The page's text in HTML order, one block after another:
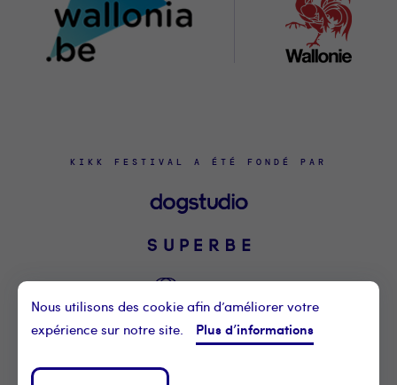
KIKK FESTIVAL A ÉTÉ FONDÉ PAR
©2021 KIKK ASBL
CONTACTEZ-NOUS
Nous utilisons des cookie afin d’améliorer votre
expérience sur notre site.
Plus d’informations